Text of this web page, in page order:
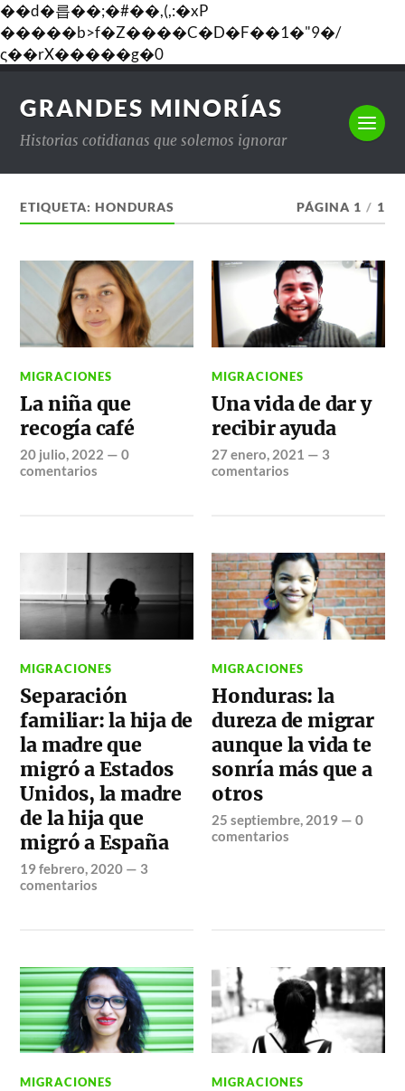
��d�릅��;�#��,(,:�xP
�����b>f�Z����C�D�F��1�"9�/
ς��rX�����g�0
GRANDES MINORÍAS
Historias cotidianas que solemos ignorar
ETIQUETA:HONDURAS PÁGINA 1 / 1
MIGRACIONES
La niña que
recogía café
20 julio, 2022 —0
comentarios
MIGRACIONES
Una vida de dar y
recibir ayuda
27 enero, 2021 — 3
comentarios
MIGRACIONES
Separación
familiar: la hija de
la madre que
migró a Estados
Unidos, la madre
de la hija que
migró a España
19 febrero, 2020 — 3
comentarios
MIGRACIONES
Honduras: la
dureza de migrar
aunque la vida te
sonría más que a
otros
25 septiembre, 2019 —0
comentarios
MIGRACIONES MIGRACIONES